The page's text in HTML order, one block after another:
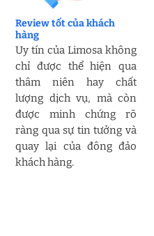
Review tốt của khách
hàng
Uy tín của Limosa không
chỉ được thể hiện qua
thâm niên hay chất
lượng dịch vụ, mà còn
được minh chứng rõ
ràng qua sự tin tưởng và
quay lại của đông đảo
khách hàng.